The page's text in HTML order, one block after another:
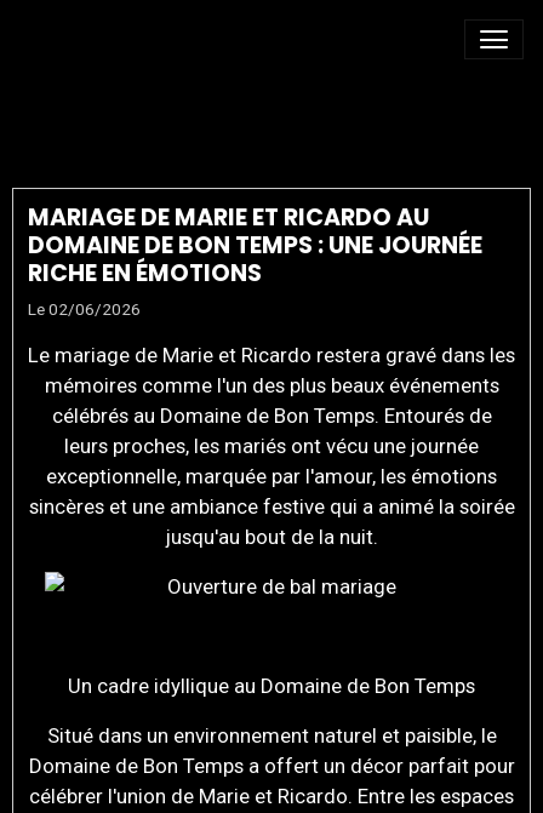
MARIAGE DE MARIE ET RICARDO AU
DOMAINE DE BON TEMPS : UNE JOURNÉE
RICHE EN ÉMOTIONS
Le 02/06/2026
Le mariage de Marie et Ricardo restera gravé dans les
mémoires comme l'un des plus beaux événements
célébrés au Domaine de Bon Temps. Entourés de
leurs proches, les mariés ont vécu une journée
exceptionnelle, marquée par l'amour, les émotions
sincères et une ambiance festive qui a animé la soirée
jusqu'au bout de la nuit.
Un cadre idyllique au Domaine de Bon Temps
Situé dans un environnement naturel et paisible, le
Domaine de Bon Temps a offert un décor parfait pour
célébrer l'union de Marie et Ricardo. Entre les espaces